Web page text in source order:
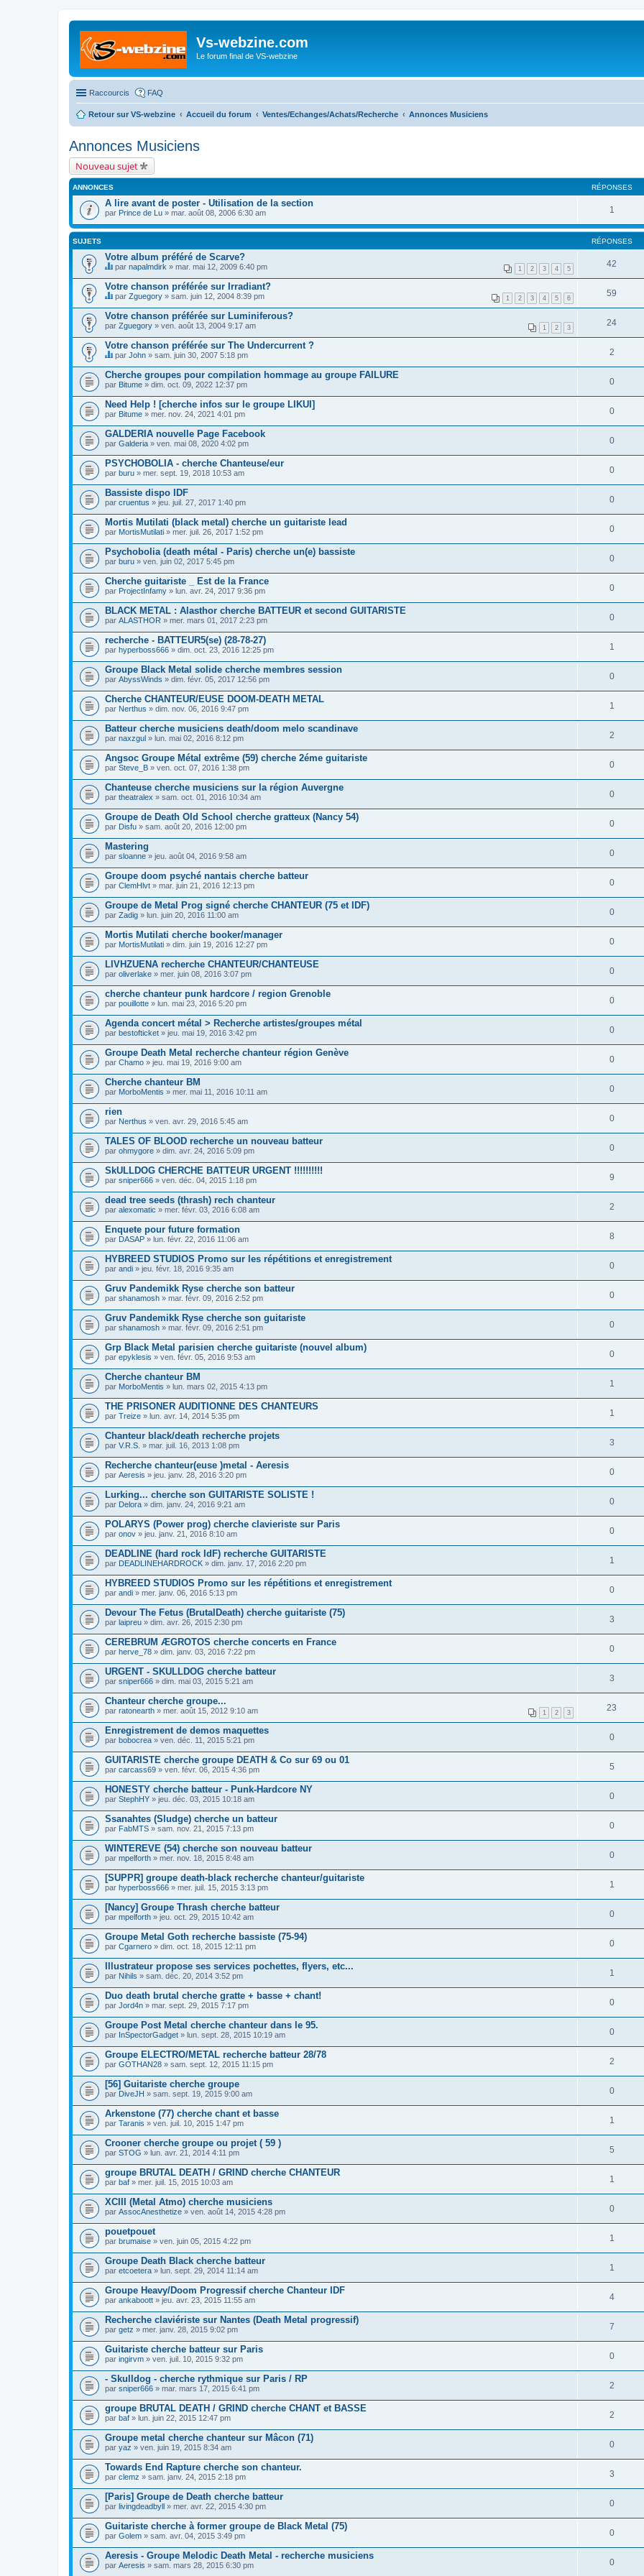
Vs-webzine.com
Le forum final de VS-webzine
Raccourcis FAQ
Retour sur VS-webzine Accueil du forum Ventes/Echanges/Achats/Recherche Annonces Musiciens
Annonces Musiciens
Nouveau sujet
ANNONCES RÉPONSES
A lire avant de poster - Utilisation de la section
par Prince de Lu » mar. août 08, 2006 6:30 am 1
SUJETS RÉPONSES
Votre album préféré de Scarve?
1 2 3 4 5
C
s
u
j
e
t
o
n
i
e
n
t
u
n
o
n
d
a
g
e
par napalmdirk » mar. mai 12, 2009 6:40 pm 42
Votre chanson préférée sur Irradiant?
1 2 3 4 5 6
C
e
s
u
j
e
o
n
t
i
e
n
t
u
n
o
n
d
a
g
e
par Zguegory » sam. juin 12, 2004 8:39 pm 59
Votre chanson préférée sur Luminiferous?
1 2 3
par Zguegory » ven. août 13, 2004 9:17 am 24
Votre chanson préférée sur The Undercurrent ?
C
e
s
u
j
e
t
o
n
t
i
e
n
t
u
n
o
n
d
a
g
e
par John » sam. juin 30, 2007 5:18 pm 2
Cherche groupes pour compilation hommage au groupe FAILURE
par Bitume » dim. oct. 09, 2022 12:37 pm 0
Need Help ! [cherche infos sur le groupe LIKUI]
par Bitume » mer. nov. 24, 2021 4:01 pm 0
GALDERIA nouvelle Page Facebook
par Galderia » ven. mai 08, 2020 4:02 pm 0
PSYCHOBOLIA - cherche Chanteuse/eur
par buru » mer. sept. 19, 2018 10:53 am 0
Bassiste dispo IDF
par cruentus » jeu. juil. 27, 2017 1:40 pm 0
Mortis Mutilati (black metal) cherche un guitariste lead
par MortisMutilati » mer. juil. 26, 2017 1:52 pm 0
Psychobolia (death métal - Paris) cherche un(e) bassiste
par buru » ven. juin 02, 2017 5:45 pm 0
Cherche guitariste _ Est de la France
par ProjectInfamy » lun. avr. 24, 2017 9:36 pm 0
BLACK METAL : Alasthor cherche BATTEUR et second GUITARISTE
par ALASTHOR » mer. mars 01, 2017 2:23 pm 0
recherche - BATTEUR5(se) (28-78-27)
par hyperboss666 » dim. oct. 23, 2016 12:25 pm 1
Groupe Black Metal solide cherche membres session
par AbyssWinds » dim. févr. 05, 2017 12:56 pm 0
Cherche CHANTEUR/EUSE DOOM-DEATH METAL
par Nerthus » dim. nov. 06, 2016 9:47 pm 1
Batteur cherche musiciens death/doom melo scandinave
par naxzgul » lun. mai 02, 2016 8:12 pm 2
Angsoc Groupe Métal extrême (59) cherche 2éme guitariste
par Steve_B » ven. oct. 07, 2016 1:38 pm 0
Chanteuse cherche musiciens sur la région Auvergne
par theatralex » sam. oct. 01, 2016 10:34 am 0
Groupe de Death Old School cherche gratteux (Nancy 54)
par Disfu » sam. août 20, 2016 12:00 pm 0
Mastering
par sloanne » jeu. août 04, 2016 9:58 am 0
Groupe doom psyché nantais cherche batteur
par ClemHlvt » mar. juin 21, 2016 12:13 pm 0
Groupe de Metal Prog signé cherche CHANTEUR (75 et IDF)
par Zadig » lun. juin 20, 2016 11:00 am 0
Mortis Mutilati cherche booker/manager
par MortisMutilati » dim. juin 19, 2016 12:27 pm 0
LIVHZUENA recherche CHANTEUR/CHANTEUSE
par oliverlake » mer. juin 08, 2016 3:07 pm 0
cherche chanteur punk hardcore / region Grenoble
par pouillotte » lun. mai 23, 2016 5:20 pm 0
Agenda concert métal > Recherche artistes/groupes métal
par bestofticket » jeu. mai 19, 2016 3:42 pm 0
Groupe Death Metal recherche chanteur région Genève
par Chamo » jeu. mai 19, 2016 9:00 am 0
Cherche chanteur BM
par MorboMentis » mer. mai 11, 2016 10:11 am 0
rien
par Nerthus » ven. avr. 29, 2016 5:45 am 0
TALES OF BLOOD recherche un nouveau batteur
par ohmygore » dim. avr. 24, 2016 5:09 pm 0
SkULLDOG CHERCHE BATTEUR URGENT !!!!!!!!!!
par sniper666 » ven. déc. 04, 2015 1:18 pm 9
dead tree seeds (thrash) rech chanteur
par alexomatic » mer. févr. 03, 2016 6:08 am 2
Enquete pour future formation
par DASAP » lun. févr. 22, 2016 11:06 am 8
HYBREED STUDIOS Promo sur les répétitions et enregistrement
par andi » jeu. févr. 18, 2016 9:35 am 0
Gruv Pandemikk Ryse cherche son batteur
par shanamosh » mar. févr. 09, 2016 2:52 pm 0
Gruv Pandemikk Ryse cherche son guitariste
par shanamosh » mar. févr. 09, 2016 2:51 pm 0
Grp Black Metal parisien cherche guitariste (nouvel album)
par epyklesis » ven. févr. 05, 2016 9:53 am 0
Cherche chanteur BM
par MorboMentis » lun. mars 02, 2015 4:13 pm 1
THE PRISONER AUDITIONNE DES CHANTEURS
par Treize » lun. avr. 14, 2014 5:35 pm 1
Chanteur black/death recherche projets
par V.R.S. » mar. juil. 16, 2013 1:08 pm 3
Recherche chanteur(euse )metal - Aeresis
par Aeresis » jeu. janv. 28, 2016 3:20 pm 0
Lurking... cherche son GUITARISTE SOLISTE !
par Delora » dim. janv. 24, 2016 9:21 am 0
POLARYS (Power prog) cherche clavieriste sur Paris
par onov » jeu. janv. 21, 2016 8:10 am 0
DEADLINE (hard rock IdF) recherche GUITARISTE
par DEADLINEHARDROCK » dim. janv. 17, 2016 2:20 pm 1
HYBREED STUDIOS Promo sur les répétitions et enregistrement
par andi » mer. janv. 06, 2016 5:13 pm 0
Devour The Fetus (BrutalDeath) cherche guitariste (75)
par laipreu » dim. avr. 26, 2015 2:30 pm 3
CEREBRUM ÆGROTOS cherche concerts en France
par herve_78 » dim. janv. 03, 2016 7:22 pm 0
URGENT - SKULLDOG cherche batteur
par sniper666 » dim. mai 03, 2015 5:21 am 3
Chanteur cherche groupe...
1 2 3
par ratonearth » mer. août 15, 2012 9:10 am 23
Enregistrement de demos maquettes
par bobocrea » ven. déc. 11, 2015 5:21 pm 0
GUITARISTE cherche groupe DEATH & Co sur 69 ou 01
par carcass69 » ven. févr. 06, 2015 4:36 pm 5
HONESTY cherche batteur - Punk-Hardcore NY
par StephHY » jeu. déc. 03, 2015 10:18 am 0
Ssanahtes (Sludge) cherche un batteur
par FabMTS » sam. nov. 21, 2015 7:13 pm 0
WINTEREVE (54) cherche son nouveau batteur
par mpelforth » mer. nov. 18, 2015 8:48 am 0
[SUPPR] groupe death-black recherche chanteur/guitariste
par hyperboss666 » mer. juil. 15, 2015 3:13 pm 1
[Nancy] Groupe Thrash cherche batteur
par mpelforth » jeu. oct. 29, 2015 10:42 am 0
Groupe Metal Goth recherche bassiste (75-94)
par Cgarnero » dim. oct. 18, 2015 12:11 pm 0
Illustrateur propose ses services pochettes, flyers, etc...
par Nihils » sam. déc. 20, 2014 3:52 pm 1
Duo death brutal cherche gratte + basse + chant!
par Jord4n » mar. sept. 29, 2015 7:17 pm 0
Groupe Post Metal cherche chanteur dans le 95.
par InSpectorGadget » lun. sept. 28, 2015 10:19 am 0
Groupe ELECTRO/METAL recherche batteur 28/78
par GOTHAN28 » sam. sept. 12, 2015 11:15 pm 2
[56] Guitariste cherche groupe
par DiveJH » sam. sept. 19, 2015 9:00 am 0
Arkenstone (77) cherche chant et basse
par Taranis » ven. juil. 10, 2015 1:47 pm 1
Crooner cherche groupe ou projet ( 59 )
par STOG » lun. avr. 21, 2014 4:11 pm 5
groupe BRUTAL DEATH / GRIND cherche CHANTEUR
par baf » mer. juil. 15, 2015 10:03 am 1
XCIII (Metal Atmo) cherche musiciens
par AssocAnesthetize » ven. août 14, 2015 4:28 pm 0
pouetpouet
par brumaise » ven. juin 05, 2015 4:22 pm 1
Groupe Death Black cherche batteur
par etcoetera » lun. sept. 29, 2014 11:14 am 1
Groupe Heavy/Doom Progressif cherche Chanteur IDF
par ankaboott » jeu. avr. 23, 2015 11:55 am 4
Recherche claviériste sur Nantes (Death Metal progressif)
par getz » mer. janv. 28, 2015 9:02 pm 7
Guitariste cherche batteur sur Paris
par ingirvm » ven. juil. 10, 2015 9:32 pm 0
- Skulldog - cherche rythmique sur Paris / RP
par sniper666 » mar. mars 17, 2015 6:41 pm 2
groupe BRUTAL DEATH / GRIND cherche CHANT et BASSE
par baf » lun. juin 22, 2015 12:47 pm 2
Groupe metal cherche chanteur sur Mâcon (71)
par yaz » ven. juin 19, 2015 8:34 am 0
Towards End Rapture cherche son chanteur.
par clemz » sam. janv. 24, 2015 2:18 pm 3
[Paris] Groupe de Death cherche batteur
par livingdeadbyll » mer. avr. 22, 2015 4:30 pm 0
Guitariste cherche à former groupe de Black Metal (75)
par Golem » sam. avr. 04, 2015 3:49 pm 0
Aeresis - Groupe Melodic Death Metal - recherche musiciens
par Aeresis » sam. mars 28, 2015 6:30 pm 0